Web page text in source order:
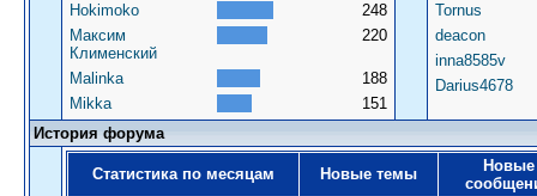
Hokimoko
248
Максим
Клименский
220
Malinka
188
Mikka
151
Tornus
deacon
inna8585v
Darius4678
История форума
Статистика по месяцам Новые темы
Новые